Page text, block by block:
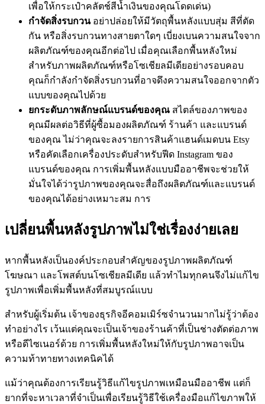
เพื่อให้กระเป๋าคลัตช์สีน้ำเงินของคุณโดดเด่น)
กำจัดสิ่งรบกวนอย่าปล่อยให้มีวัตถุพื้นหลังแบบสุ่ม สีที่ตัด
กัน หรือสิ่งรบกวนทางสายตาใดๆ เบี่ยงเบนความสนใจจาก
ผลิตภัณฑ์ของคุณอีกต่อไป เมื่อคุณเลือกพื้นหลังใหม่
สำหรับภาพผลิตภัณฑ์หรือโซเชียลมีเดียอย่างรอบคอบ
คุณก็กำลังกำจัดสิ่งรบกวนที่อาจดึงความสนใจออกจากตัว
แบบของคุณไปด้วย
ยกระดับภาพลักษณ์แบรนด์ของคุณ สไตล์ของภาพของ
คุณมีผลต่อวิธีที่ผู้ซื้อมองผลิตภัณฑ์ ร้านค้า และแบรนด์
ของคุณ ไม่ว่าคุณจะลงรายการสินค้าแฮนด์เมดบน Etsy
หรือคัดเลือกเครื่องประดับสำหรับฟีด Instagram ของ
แบรนด์ของคุณ การเพิ่มพื้นหลังแบบมืออาชีพจะช่วยให้
มั่นใจได้ว่ารูปภาพของคุณจะสื่อถึงผลิตภัณฑ์และแบรนด์
ของคุณได้อย่างเหมาะสม การ
เปลี่ยนพื้นหลังรูปภาพไม่ใช่เรื่องง่ายเลย
หากพื้นหลังเป็นองค์ประกอบสำคัญของรูปภาพผลิตภัณฑ์
โฆษณา และโพสต์บนโซเชียลมีเดีย แล้วทำไมทุกคนจึงไม่แก้ไข
รูปภาพเพื่อเพิ่มพื้นหลังที่สมบูรณ์แบบ
สำหรับผู้เริ่มต้น เจ้าของธุรกิจอีคอมเมิร์ซจำนวนมากไม่รู้ว่าต้อง
ทำอย่างไร เว้นแต่คุณจะเป็นเจ้าของร้านค้าที่เป็นช่างตัดต่อภาพ
หรือดีไซเนอร์ด้วย การเพิ่มพื้นหลังใหม่ให้กับรูปภาพอาจเป็น
ความท้าทายทางเทคนิคได้
แม้ว่าคุณต้องการเรียนรู้วิธีแก้ไขรูปภาพเหมือนมืออาชีพ แต่ก็
ยากที่จะหาเวลาที่จำเป็นเพื่อเรียนรู้วิธีใช้เครื่องมือแก้ไขภาพให้